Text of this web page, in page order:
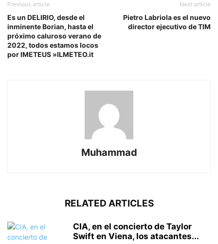
Previous article
Es un DELIRIO, desde el
inminente Borian, hasta el
próximo caluroso verano de
2022, todos estamos locos
por IMETEUS »ILMETEO.it
Next article
Pietro Labriola es el nuevo
director ejecutivo de TIM
Muhammad
RELATED ARTICLES
CIA, en el concierto de Taylor
Swift en Viena, los atacantes...